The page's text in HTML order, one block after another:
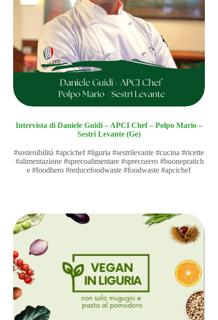
Intervista di Daniele Guidi – APCI Chef – Polpo Mario –
Sestri Levante (Ge)
#sostenibilità #apcichef #liguria #sestrilevante #cucina #ricette
#alimentazione #sprecoalimentare #sprecozero #buonepratich
e #foodhero #reducefoodwaste #foodwaste #apcichef